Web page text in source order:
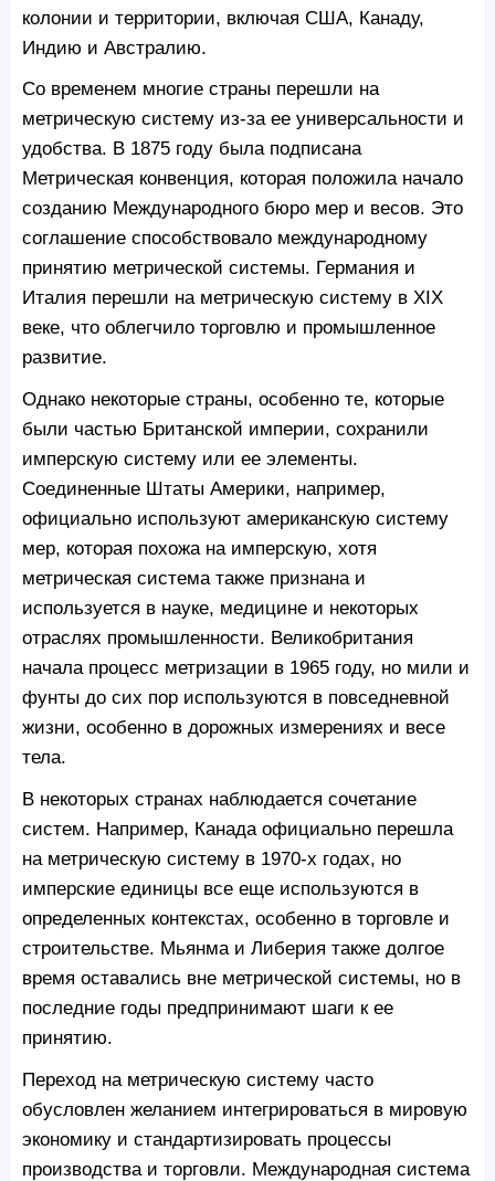
колонии и территории, включая США, Канаду,
Индию и Австралию.
Со временем многие страны перешли на
метрическую систему из-за ее универсальности и
удобства. В 1875 году была подписана
Метрическая конвенция, которая положила начало
созданию Международного бюро мер и весов. Это
соглашение способствовало международному
принятию метрической системы. Германия и
Италия перешли на метрическую систему в XIX
веке, что облегчило торговлю и промышленное
развитие.
Однако некоторые страны, особенно те, которые
были частью Британской империи, сохранили
имперскую систему или ее элементы.
Соединенные Штаты Америки, например,
официально используют американскую систему
мер, которая похожа на имперскую, хотя
метрическая система также признана и
используется в науке, медицине и некоторых
отраслях промышленности. Великобритания
начала процесс метризации в 1965 году, но мили и
фунты до сих пор используются в повседневной
жизни, особенно в дорожных измерениях и весе
тела.
В некоторых странах наблюдается сочетание
систем. Например, Канада официально перешла
на метрическую систему в 1970-х годах, но
имперские единицы все еще используются в
определенных контекстах, особенно в торговле и
строительстве. Мьянма и Либерия также долгое
время оставались вне метрической системы, но в
последние годы предпринимают шаги к ее
принятию.
Переход на метрическую систему часто
обусловлен желанием интегрироваться в мировую
экономику и стандартизировать процессы
производства и торговли. Международная система